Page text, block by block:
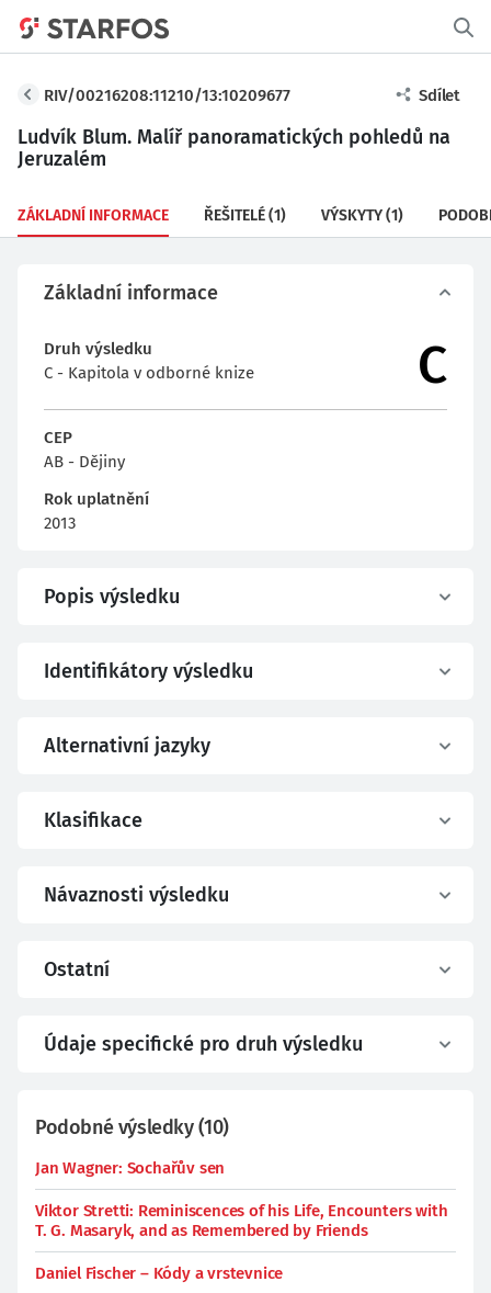
RIV/00216208:11210/13:10209677 Sdílet
Ludvík Blum. Malíř panoramatických pohledů na
Jeruzalém
ZÁKLADNÍ INFORMACE ŘEŠITELÉ(1) VÝSKYTY(1)
Základní informace
Druh výsledku
C - Kapitola v odborné knize
C
CEP
AB - Dějiny
Rok uplatnění
2013
Popis výsledku
Identifikátory výsledku
Alternativní jazyky
Klasifikace
Návaznosti výsledku
Ostatní
Údaje specifické pro druh výsledku
Podobné výsledky(10)
Jan Wagner: Sochařův sen
Viktor Stretti: Reminiscences of his Life, Encounters with
T. G. Masaryk, and as Remembered by Friends
Daniel Fischer – Kódy a vrstevnice